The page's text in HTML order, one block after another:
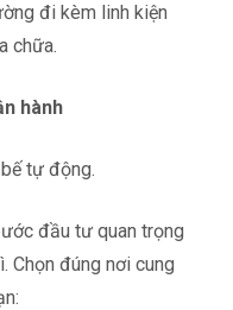
đi kèm linh kiện
chữa.
hành
tự động.
đầu tư quan trọng
Chọn đúng nơi cung